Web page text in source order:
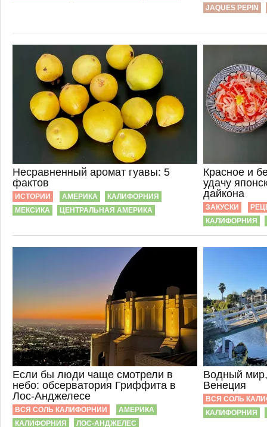
JAQUES PEPIN
Несравненный аромат гуавы: 5
фактов
ИСТОРИИ АМЕРИКА
КАЛИФОРНИЯ
МЕКСИКА
ЦЕНТРАЛЬНАЯ АМЕРИКА
Красное и
удачу
дайкона
ЗАКУСКИ
КАЛИФОРНИЯ
Если бы люди чаще смотрели в
небо: обсерватория Гриффита в
Лос-Анджелесе
ВСЯ СОЛЬ КАЛИФОРНИИ
АМЕРИКА
КАЛИФОРНИЯ
ЛОС-АНДЖЕЛЕС
Водный
Венеция
ВСЯ СОЛЬ
КАЛИФОРНИЯ